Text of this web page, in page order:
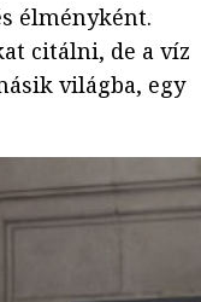
élményként.
citálni, de a víz
világba, egy